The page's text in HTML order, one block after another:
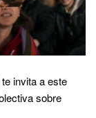
invita a este
sobre